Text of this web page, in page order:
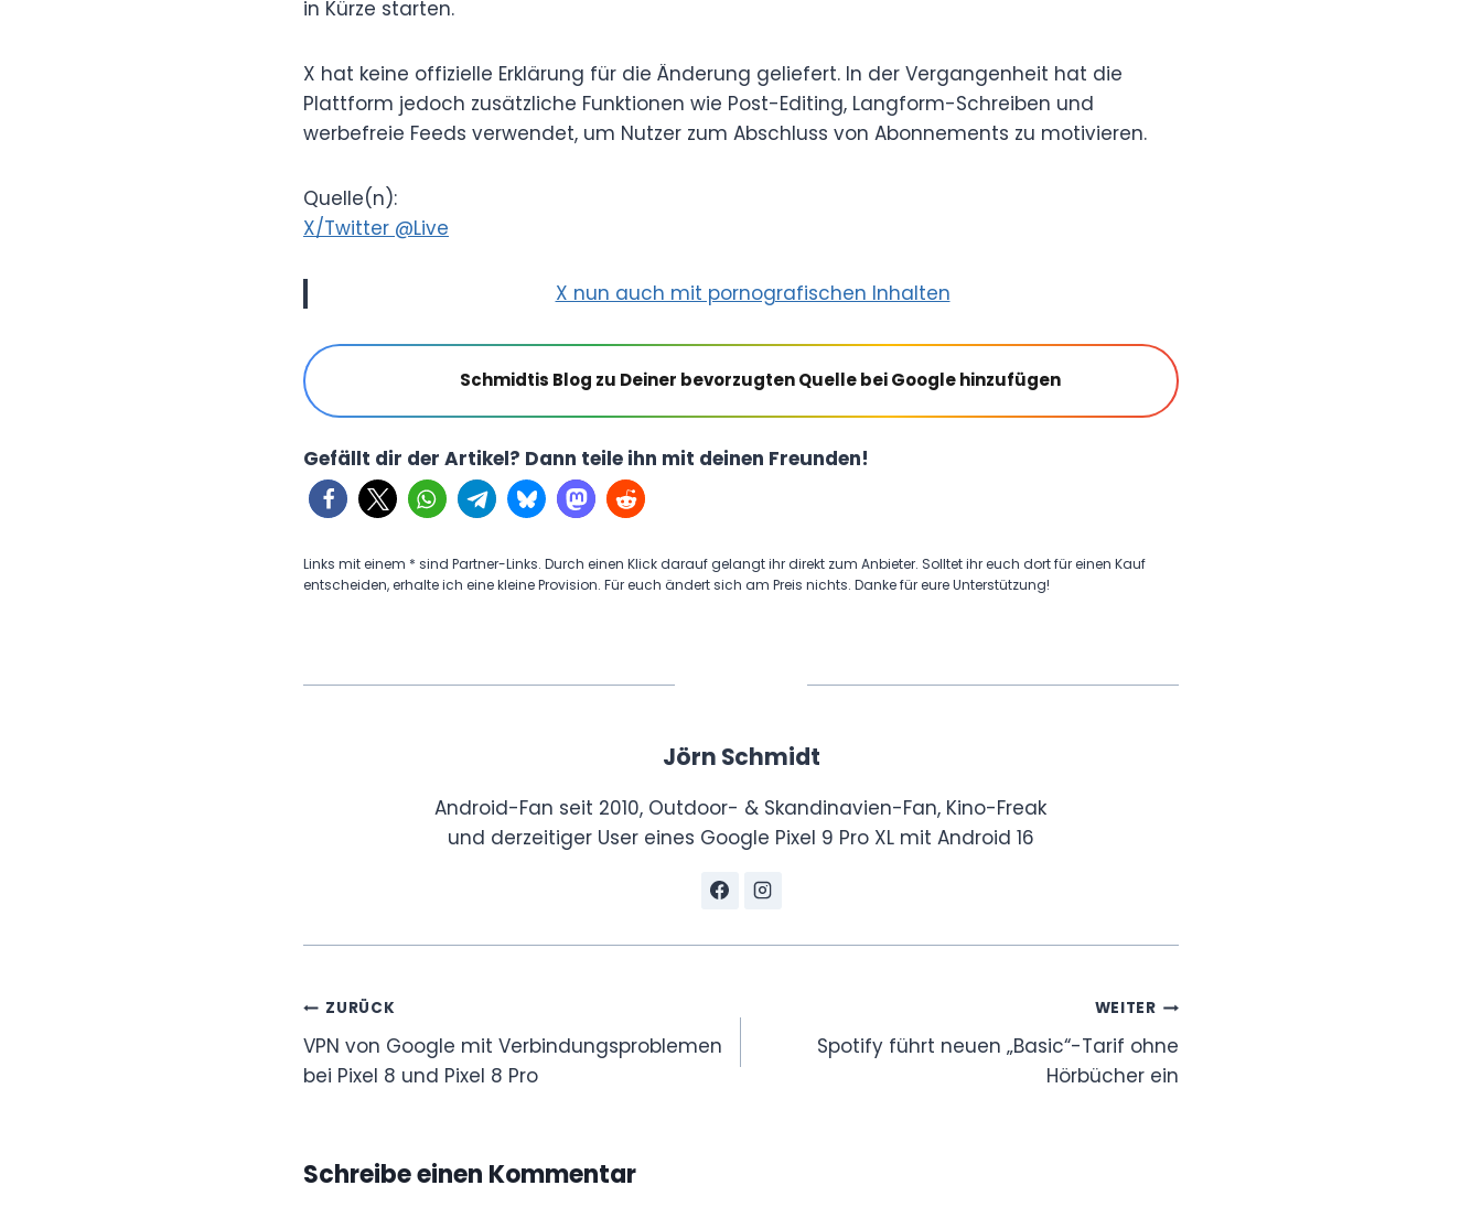
in Kürze starten.
X hat keine offizielle Erklärung für die Änderung geliefert. In der Vergangenheit hat die
Plattform jedoch zusätzliche Funktionen wie Post-Editing, Langform-Schreiben und
werbefreie Feeds verwendet, um Nutzer zum Abschluss von Abonnements zu motivieren.
Quelle(n):
X/Twitter @Live
X nun auch mit pornografischen Inhalten
Schmidtis Blog zu Deiner bevorzugten Quelle bei Google hinzufügen
Gefällt dir der Artikel? Dann teile ihn mit deinen Freunden!
Links mit einem * sind Partner-Links. Durch einen Klick darauf gelangt ihr direkt zum Anbieter. Solltet ihr euch dort für einen Kauf
entscheiden, erhalte ich eine kleine Provision. Für euch ändert sich am Preis nichts. Danke für eure Unterstützung!
Jörn Schmidt
Android-Fan seit 2010, Outdoor- & Skandinavien-Fan, Kino-Freak
und derzeitiger User eines Google Pixel 9 Pro XL mit Android 16
Beitragsnavigation
ZURÜCK
VPN von Google mit Verbindungsproblemen
bei Pixel 8 und Pixel 8 Pro
WEITER
Spotify führt neuen „Basic“-Tarif ohne
Hörbücher ein
Schreibe einen Kommentar